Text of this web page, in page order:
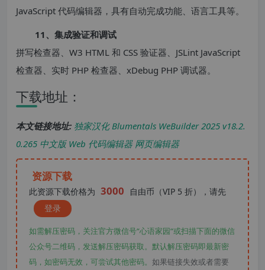
JavaScript 代码编辑器，具有自动完成功能、语言工具等。
11、集成验证和调试
拼写检查器、W3 HTML 和 CSS 验证器、JSLint JavaScript
检查器、实时 PHP 检查器、xDebug PHP 调试器。
下载地址：
本文链接地址: 独家汉化 Blumentals WeBuilder 2025 v18.2.
0.265 中文版 Web 代码编辑器 网页编辑器
资源下载
此资源下载价格为 3000
自由币（VIP 5 折），请先
登录
如需解压密码，关注官方微信号“心语家园“或扫描下面的微信
公众号二维码，发送解压密码获取。默认解压密码即最新密
码，如密码无效，可尝试其他密码。 如果链接失效或者需要